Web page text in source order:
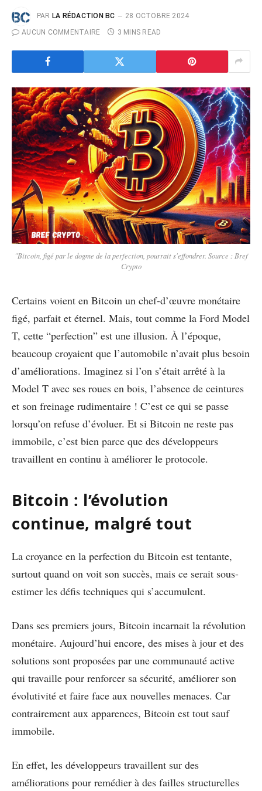
PAR LA RÉDACTION BC
28 OCTOBRE 2024
AUCUN COMMENTAIRE
3 MINS READ
"Bitcoin, figé par le dogme de la perfection, pourrait s'effondrer. Source : Bref
Crypto
Certains voient en Bitcoin un chef-d’œuvre monétaire
figé, parfait et éternel. Mais, tout comme la Ford Model
T, cette “perfection” est une illusion. À l’époque,
beaucoup croyaient que l’automobile n’avait plus besoin
d’améliorations. Imaginez si l’on s’était arrêté à la
Model T avec ses roues en bois, l’absence de ceintures
et son freinage rudimentaire ! C’est ce qui se passe
lorsqu’on refuse d’évoluer. Et si Bitcoin ne reste pas
immobile, c’est bien parce que des développeurs
travaillent en continu à améliorer le protocole.
Bitcoin : l’évolution
continue, malgré tout
La croyance en la perfection du Bitcoin est tentante,
surtout quand on voit son succès, mais ce serait sous-
estimer les défis techniques qui s’accumulent.
Dans ses premiers jours, Bitcoin incarnait la révolution
monétaire. Aujourd’hui encore, des mises à jour et des
solutions sont proposées par une communauté active
qui travaille pour renforcer sa sécurité, améliorer son
évolutivité et faire face aux nouvelles menaces. Car
contrairement aux apparences, Bitcoin est tout sauf
immobile.
En effet, les développeurs travaillent sur des
améliorations pour remédier à des failles structurelles